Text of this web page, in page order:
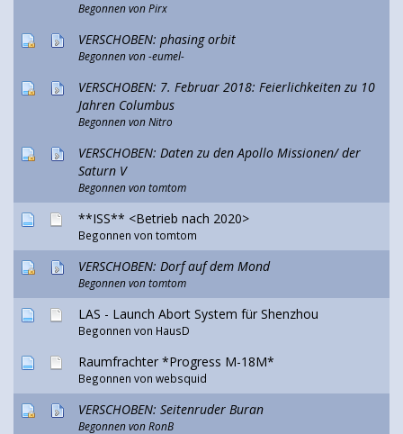
Begonnen von Pirx
VERSCHOBEN: phasing orbit
Begonnen von-eumel-
VERSCHOBEN: 7. Februar 2018: Feierlichkeiten zu 10
Jahren Columbus
Begonnen vonNitro
VERSCHOBEN: Daten zu den Apollo Missionen/ der
Saturn V
Begonnen vontomtom
**ISS** <Betrieb nach 2020>
Begonnen von tomtom
VERSCHOBEN: Dorf auf dem Mond
Begonnen vontomtom
LAS - Launch Abort System für Shenzhou
Begonnen von HausD
Raumfrachter *Progress M-18M*
Begonnen von websquid
VERSCHOBEN: Seitenruder Buran
Begonnen vonRonB